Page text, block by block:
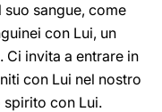
sangue, come
con Lui, un
invita a entrare in
con Lui nel nostro
spirito con Lui.